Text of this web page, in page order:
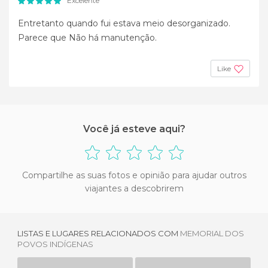
Entretanto quando fui estava meio desorganizado.
Parece que Não há manutenção.
Like
Você já esteve aqui?
Compartilhe as suas fotos e opinião para ajudar outros
viajantes a descobrirem
LISTAS E LUGARES RELACIONADOS COM MEMORIAL DOS
POVOS INDÍGENAS